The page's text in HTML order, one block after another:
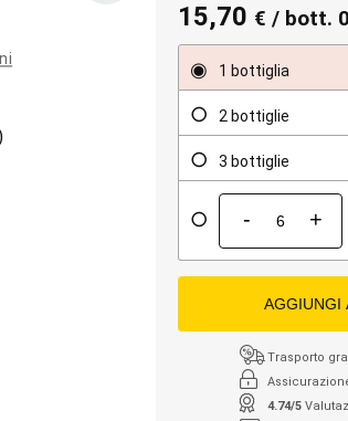
15,70 € / bott.
1 bottiglia
2 bottiglie
3 bottiglie
- +
AGGIUNGI
Trasporto
4.74/5